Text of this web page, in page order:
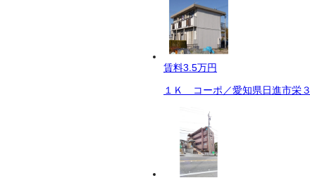
賃料3.5万円
１Ｋ コーポ／愛知県日進市栄